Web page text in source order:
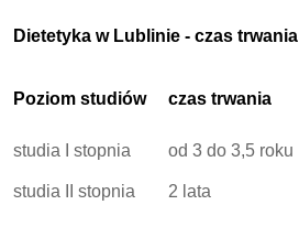
Dietetyka w Lublinie - czas trwania
Poziom studiów czas trwania
studia I stopnia od 3 do 3,5 roku
studia II stopnia 2 lata